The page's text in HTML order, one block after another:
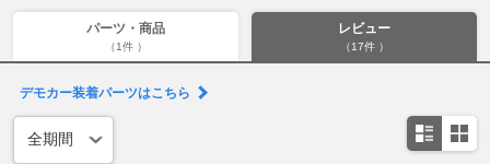
パーツ・商品
（1件 ）
レビュー
（17件 ）
デモカー装着パーツはこちら